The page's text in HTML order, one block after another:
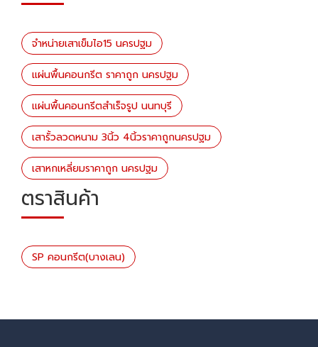
จำหน่ายเสาเข็มไอ15 นครปฐม
แผ่นพื้นคอนกรีต ราคาถูก นครปฐม
แผ่นพื้นคอนกรีตสำเร็จรูป นนทบุรี
เสารั้วลวดหนาม 3นิ้ว 4นิ้วราคาถูกนครปฐม
เสาหกเหลี่ยมราคาถูก นครปฐม
ตราสินค้า
SP คอนกรีต(บางเลน)